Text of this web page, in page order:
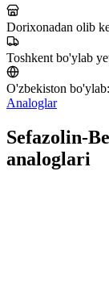
Dorixonadan olib
Toshkent bo'ylab
O'zbekiston bo'ylab:
Analoglar
Sefazolin-
analoglari